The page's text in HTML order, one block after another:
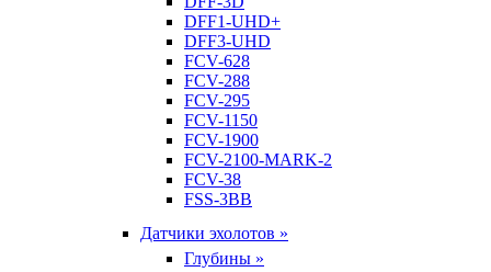
DFF1-UHD+
DFF3-UHD
FCV-628
FCV-288
FCV-295
FCV-1150
FCV-1900
FCV-2100-MARK-2
FCV-38
FSS-3BB
Датчики эхолотов »
Глубины »